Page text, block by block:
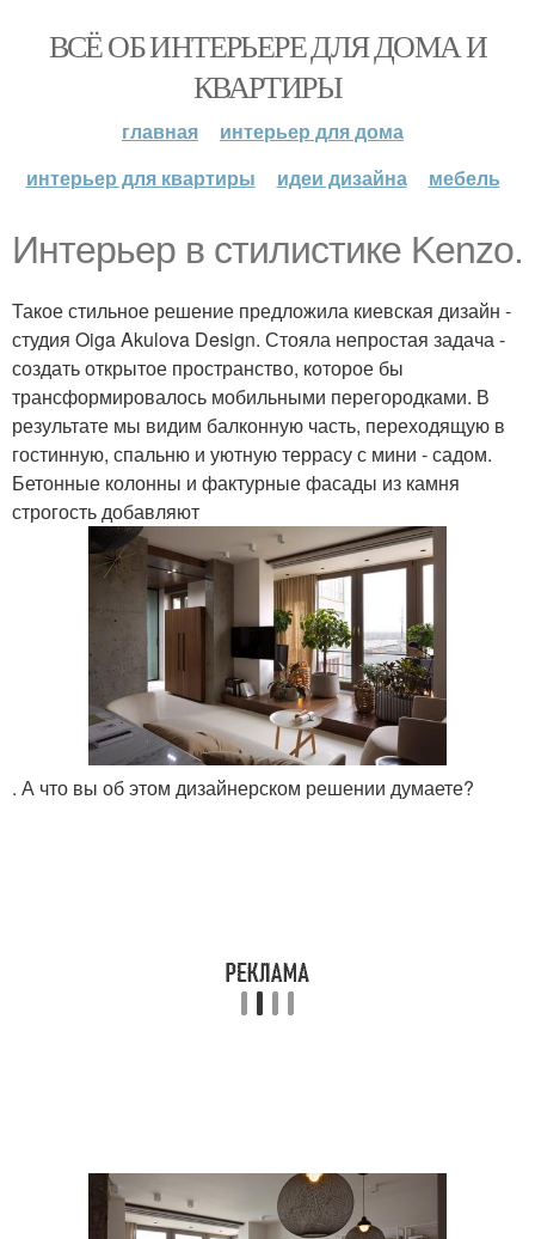
ВСЁ ОБ ИНТЕРЬЕРЕ ДЛЯ ДОМА И
КВАРТИРЫ
главная
интерьер для дома
интерьер для квартиры
идеи дизайна мебель
Интерьер в стилистике Kenzo.
Такое стильное решение предложила киевская дизайн -
студия Oiga Akulova Design. Стояла непростая задача -
создать открытое пространство, которое бы
трансформировалось мобильными перегородками. В
результате мы видим балконную часть, переходящую в
гостинную, спальню и уютную террасу с мини - садом.
Бетонные колонны и фактурные фасады из камня
строгость добавляют
. А что вы об этом дизайнерском решении думаете?